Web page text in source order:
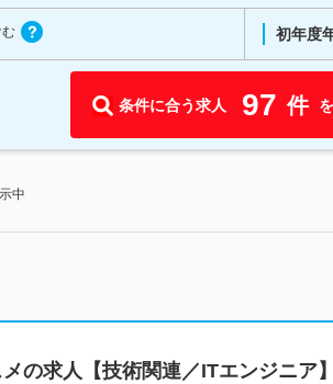
む 初年度
条件に合う求人 97 件
中
の求人【技術関連／ITエンジニア】